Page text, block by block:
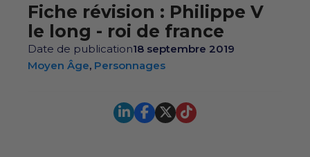
Fiche révision : Philippe V
le long - roi de france
Date de publication18 septembre 2019
Moyen Âge, Personnages